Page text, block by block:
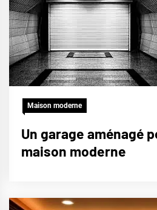
Maison moderne
Un garage aménagé
maison moderne